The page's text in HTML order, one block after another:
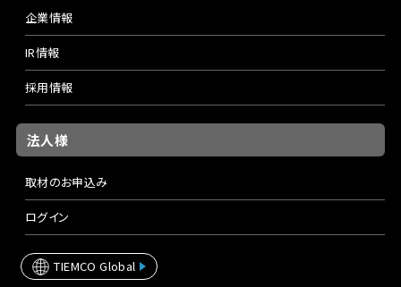
企業情報
IR情報
採用情報
法人様
取材のお申込み
ログイン
TIEMCO Global